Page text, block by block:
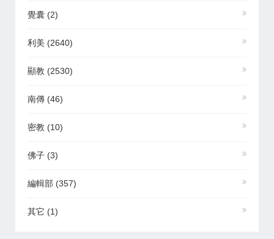
覺囊 (2)
利美 (2640)
顯教 (2530)
南傳 (46)
密教 (10)
佛子 (3)
編輯部 (357)
其它 (1)